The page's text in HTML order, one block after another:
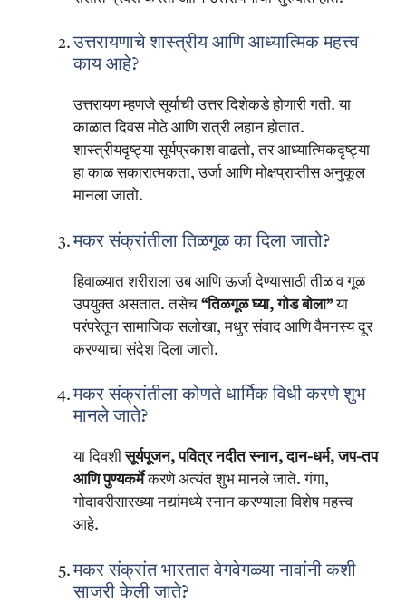
उत्तरायणाचे शास्त्रीय आणि आध्यात्मिक महत्त्व
काय आहे?
उत्तरायण म्हणजे सूर्याची उत्तर दिशेकडे होणारी गती. या
काळात दिवस मोठे आणि रात्री लहान होतात.
शास्त्रीयदृष्ट्या सूर्यप्रकाश वाढतो, तर आध्यात्मिकदृष्ट्या
हा काळ सकारात्मकता, उर्जा आणि मोक्षप्राप्तीस अनुकूल
मानला जातो.
मकर संक्रांतीला तिळगूळ का दिला जातो?
हिवाळ्यात शरीराला उब आणि ऊर्जा देण्यासाठी तीळ व गूळ
उपयुक्त असतात. तसेच “तिळगूळ घ्या, गोड बोला”या
परंपरेतून सामाजिक सलोखा, मधुर संवाद आणि वैमनस्य दूर
करण्याचा संदेश दिला जातो.
मकर संक्रांतीला कोणते धार्मिक विधी करणे शुभ
मानले जाते?
या दिवशीसूर्यपूजन, पवित्र नदीत स्नान, दान-धर्म, जप-तप
आणि पुण्यकर्मेकरणे अत्यंत शुभ मानले जाते. गंगा,
गोदावरीसारख्या नद्यांमध्ये स्नान करण्याला विशेष महत्त्व
आहे.
मकर संक्रांत भारतात वेगवेगळ्या नावांनी कशी
साजरी केली जाते?